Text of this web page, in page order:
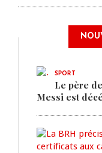
SPORT
Le père
Messi est